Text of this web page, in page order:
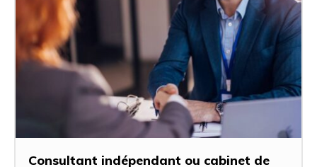
Consultant indépendant ou cabinet de